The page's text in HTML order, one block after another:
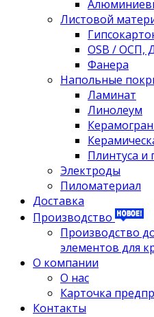
Листовой
OSB / ОСП,
Фанера
Напольные
Ламинат
Линолеум
Плинтуса и
Электроды
Пиломатериал
Доставка
Производство
Производство
элементов для
О компании
О нас
Карточка
Контакты